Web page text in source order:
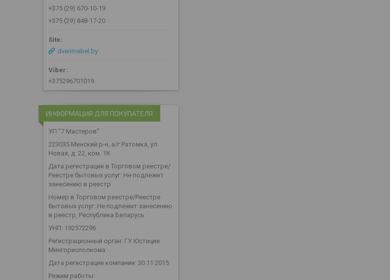
+375 (29) 670-10-19
+375 (29) 848-17-20
dverimebel.by
+375296701019
ИНФОРМАЦИЯ ДЛЯ ПОКУПАТЕЛЯ
УП "7 Мастеров"
223035 Минский р-н, а/г Ратомка, ул.
Новая, д. 22, ком. 1К
Дата регистрации в Торговом реестре/
Реестре бытовых услуг: Не подлежит
занесению в реестр
Номер в Торговом реестре/Реестре
бытовых услуг: Не подлежит занесению
в реестр, Республика Беларусь
УНП: 192572296
Регистрационный орган: ГУ Юстиции
Мингорисполкома
Дата регистрации компании: 30.11.2015
Режим работы: